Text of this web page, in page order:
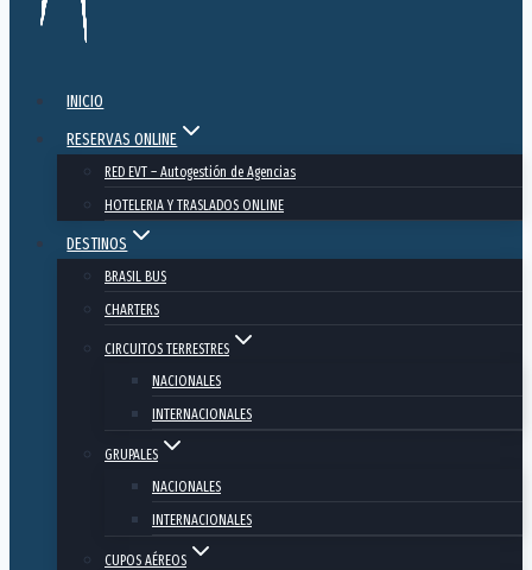
INICIO
RESERVAS ONLINE
RED EVT – Autogestión de Agencias
HOTELERIA Y TRASLADOS ONLINE
DESTINOS
BRASIL BUS
CHARTERS
CIRCUITOS TERRESTRES
NACIONALES
INTERNACIONALES
GRUPALES
NACIONALES
INTERNACIONALES
CUPOS AÉREOS